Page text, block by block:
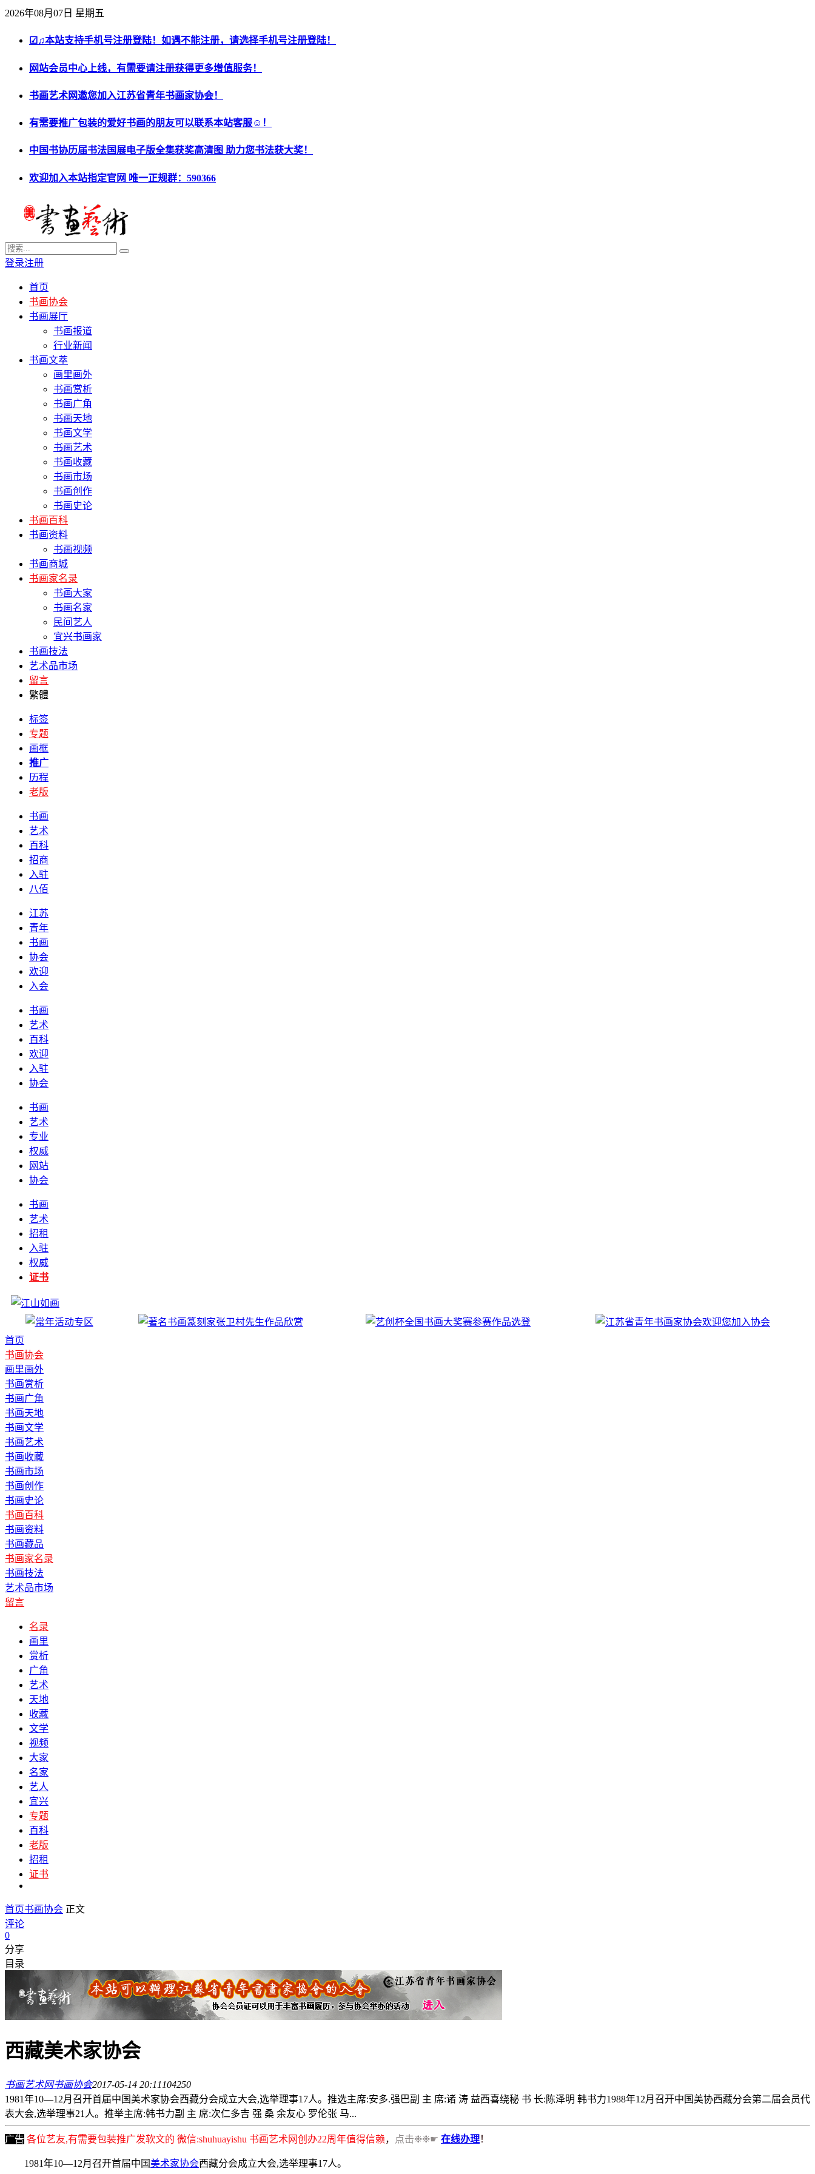
2026年08月07日 星期五
☑♫本站支持手机号注册登陆！如遇不能注册，请选择手机号注册登陆！
网站会员中心上线，有需要请注册获得更多增值服务！
书画艺术网邀您加入江苏省青年书画家协会！
有需要推广包装的爱好书画的朋友可以联系本站客服☺！
中国书协历届书法国展电子版全集获奖高清图 助力您书法获大奖！
欢迎加入本站指定官网 唯一正规群：590366
登录注册
首页
书画协会
书画展厅
书画报道
行业新闻
书画文萃
画里画外
书画赏析
书画广角
书画天地
书画文学
书画艺术
书画收藏
书画市场
书画创作
书画史论
书画百科
书画资料
书画视频
书画商城
书画家名录
书画大家
书画名家
民间艺人
宜兴书画家
书画技法
艺术品市场
留言
繁體
标签
专题
画框
推广
历程
老版
书画
艺术
百科
招商
入驻
八佰
江苏
青年
书画
协会
欢迎
入会
书画
艺术
百科
欢迎
入驻
协会
书画
艺术
专业
权威
网站
协会
书画
艺术
招租
入驻
权威
证书
首页
书画协会
画里画外
书画赏析
书画广角
书画天地
书画文学
书画艺术
书画收藏
书画市场
书画创作
书画史论
书画百科
书画资料
书画藏品
书画家名录
书画技法
艺术品市场
留言
名录
画里
赏析
广角
艺术
天地
收藏
文学
视频
大家
名家
艺人
宜兴
专题
百科
老版
招租
证书
首页书画协会 正文
评论
0
分享
目录
西藏美术家协会
书画艺术网书画协会2017-05-14 20:11 104250
1981年10—12月召开首届中国美术家协会西藏分会成立大会,选举理事17人。推选主席:安多.强巴副 主 席:诸 涛 益西喜绕秘 书 长:陈泽明 韩书力1988年12月召开中国美协西藏分会第二届会员代
表大会,选举理事21人。推举主席:韩书力副 主 席:次仁多吉 强 桑 余友心 罗伦张 马...
广告 各位艺友,有需要包装推广发软文的 微信:shuhuayishu 书画艺术网创办22周年值得信赖， 点击❉❉☛ 在线办理！
1981年10—12月召开首届中国美术家协会西藏分会成立大会,选举理事17人。